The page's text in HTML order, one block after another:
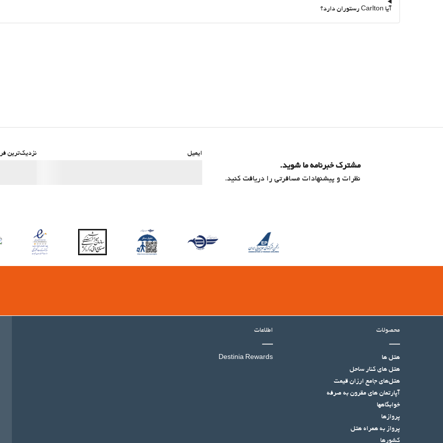
آیا Carlton رستوران دارد؟
مشترک خبرنامه ما شوید.
نظرات و پیشنهادات مسافرتی را دریافت کنید.
ایمیل نزدیک‌ترین
محصولات
هتل ها
هتل‌ های کنار ساحل
هتل‌های جامع ارزان قیمت
آپارتمان های مقرون به صرفه
خوابگاهها
پروازها
پرواز به همراه هتل
کشورها
اطلاعات
Destinia Rewards